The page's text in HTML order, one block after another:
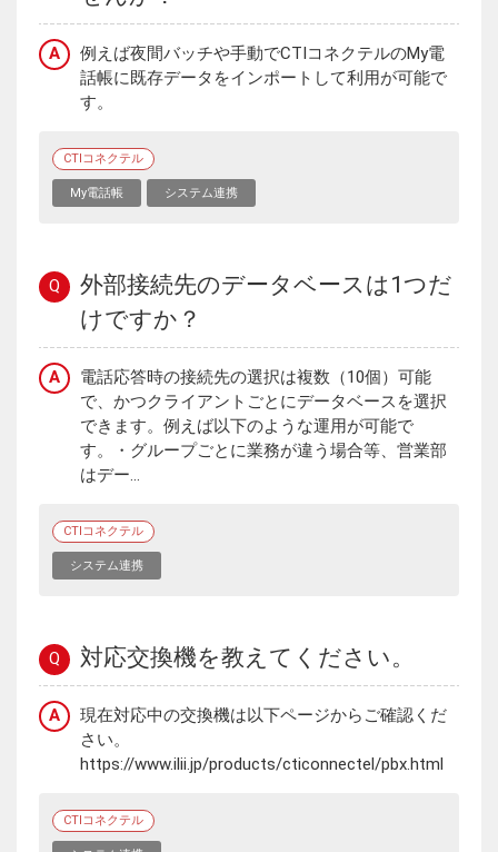
A
例えば夜間バッチや手動でCTIコネクテルのMy電
話帳に既存データをインポートして利用が可能で
す。
CTIコネクテル
My電話帳 システム連携
Q
外部接続先のデータベースは1つだ
けですか？
A
電話応答時の接続先の選択は複数（10個）可能
で、かつクライアントごとにデータベースを選択
できます。例えば以下のような運用が可能で
す。・グループごとに業務が違う場合等、営業部
はデー...
CTIコネクテル
システム連携
Q 対応交換機を教えてください。
A
現在対応中の交換機は以下ページからご確認くだ
さい。
https://www.ilii.jp/products/cticonnectel/pbx.html
CTIコネクテル